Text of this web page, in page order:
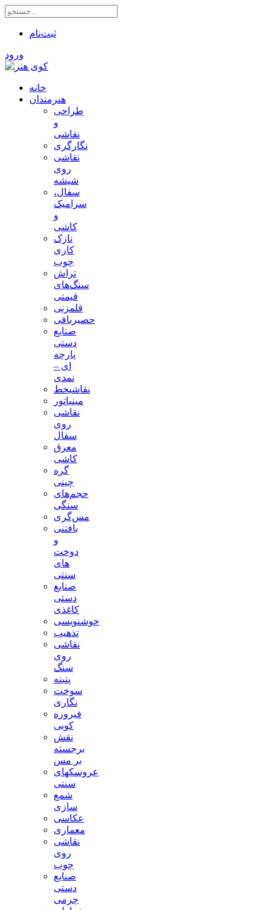
ثبت‌نام
ورود
خانه
هنرمندان
طراحی
و
نقاشی
نگارگری
نقاشی
روی
شیشه
سفال،
سرامیک
و
کاشی
نازک
کاری
چوب
تراش
سنگ‌های
قیمتی
قلمزنی
حصیربافی
صنایع
دستی
پارچه
ای –
نمدی
نقاشیخط
مینیاتور
نقاشی
روی
سفال
معرق
کاشی
گره
چینی
حجم‌های
سنگی
مس‌گری
بافتنی‌
و
دوخت
های
سنتی
صنایع
دستی
کاغذی
خوشنویسی
تذهیب
نقاشی
روی
سنگ
پتینه
سوخت
نگاری
فیروزه
کوبی
نقش
برجسته
بر مس
عروسکهای
سنتی
شمع
سازی
عکاسی
معماری
نقاشی
روی
چوب
صنایع
دستی
چرمی